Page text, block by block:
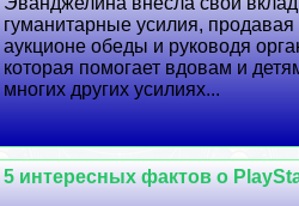
гуманитарные усилия, продавая
аукционе обеды и руководя
которая помогает вдовам и
многих других усилиях...
5 интересных фактов о